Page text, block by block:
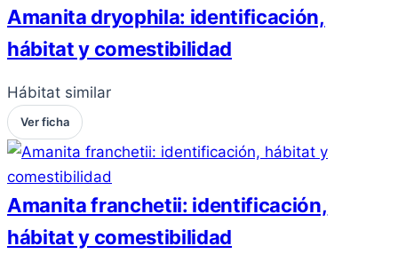
Amanita dryophila: identificación,
hábitat y comestibilidad
Hábitat similar
Ver ficha
Amanita franchetii: identificación,
hábitat y comestibilidad